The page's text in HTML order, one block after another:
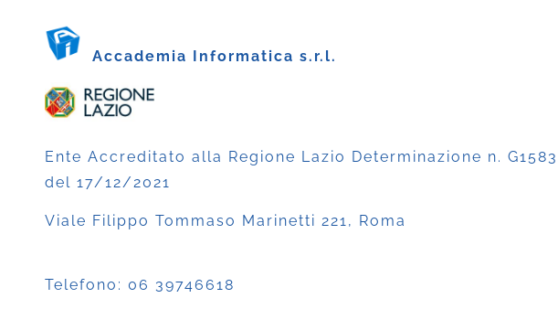
Accademia Informatica s.r.l.
Ente Accreditato alla Regione Lazio Determinazione n.
del 17/12/2021
Viale Filippo Tommaso Marinetti 221, Roma
Telefono: 06 39746618